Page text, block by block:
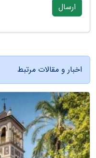
ارسال
اخبار و مقالات مرتبط